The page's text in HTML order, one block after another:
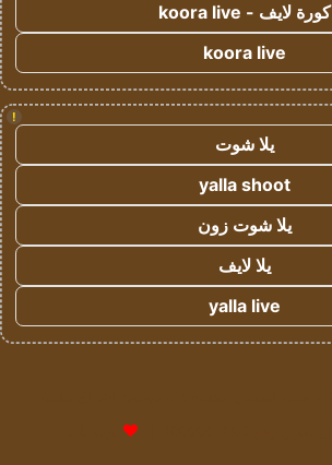
كورة لايف - koora live
koora live
!
يلا شوت
yalla shoot
يلا شوت زون
يلا لايف
yalla live